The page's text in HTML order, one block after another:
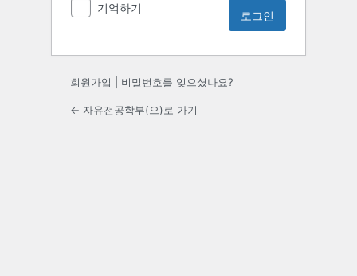
기억하기
회원가입 비밀번호를 잊으셨나요?
← 자유전공학부(으)로 가기